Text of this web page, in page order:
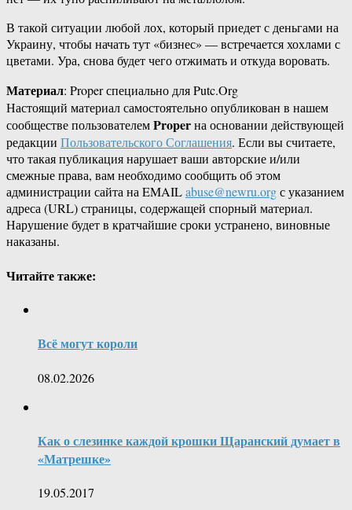
В такой ситуации любой лох, который приедет с деньгами на
Украину, чтобы начать тут «бизнес» — встречается хохлами с
цветами. Ура, снова будет чего отжимать и откуда воровать.
Материал: Proper специально для Putc.Org
Настоящий материал самостоятельно опубликован в нашем
сообществе пользователемProperна основании действующей
редакции Пользовательского Соглашения. Если вы считаете,
что такая публикация нарушает ваши авторские и/или
смежные права, вам необходимо сообщить об этом
администрации сайта на EMAILabuse@newru.orgс указанием
адреса (URL) страницы, содержащей спорный материал.
Нарушение будет в кратчайшие сроки устранено, виновные
наказаны.
Читайте также:
Всё могут короли
08.02.2026
Как о слезинке каждой крошки Щаранский думает в
«Матрешке»
19.05.2017